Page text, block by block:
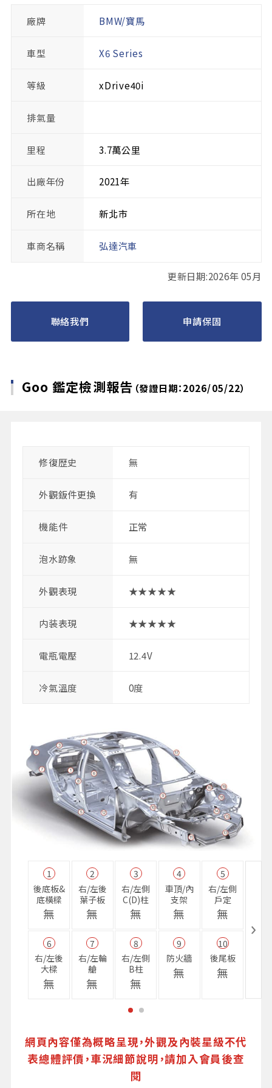
廠牌 BMW/寶馬
車型 X6 Series
等級 xDrive40i
排氣量
里程 3.7萬公里
出廠年份 2021年
所在地 新北市
車商名稱 弘達汽車
更新日期:2026年 05月
聯絡我們 申請保固
Goo 鑑定檢測報告 （發證日期：2026/05/22）
修復歴史 無
外觀鈑件更換 有
機能件 正常
泡水跡象 無
外觀表現 ★★★★★
内装表現 ★★★★★
電瓶電壓 12.4V
冷氣溫度 0度
1
後底板&
底橫樑
無
2
右/左後
葉子板
無
3
右/左側
C(D)柱
無
4
車頂/內
支架
無
5
右/左側
戶定
無
6
右/左後
大樑
無
7
右/左輪
艙
無
8
右/左側
B柱
無
9
防火牆
無
10
後尾板
無
網頁內容僅為概略呈現，外觀及內裝星級不代
表總體評價，車況細節說明，請加入會員後查
閱